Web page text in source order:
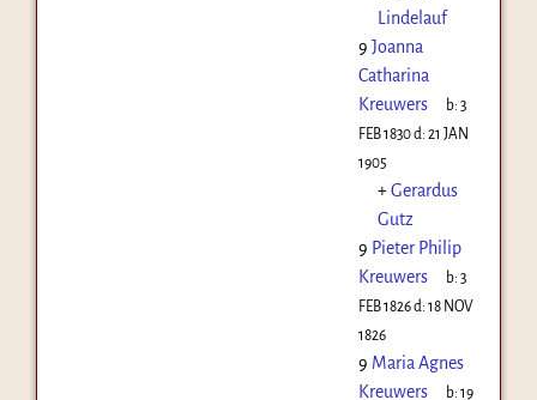
Lindelauf
9 Joanna
Catharina
Kreuwers
b:3
FEB 1830d: 21 JAN
1905
+Gerardus
Gutz
9 Pieter Philip
Kreuwers
b:3
FEB 1826d: 18 NOV
1826
9 Maria Agnes
Kreuwers
b:19